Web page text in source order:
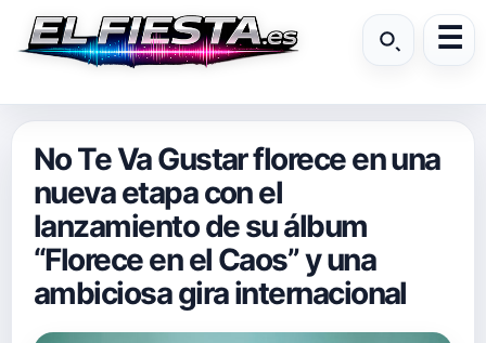
No Te Va Gustar florece en una
nueva etapa con el
lanzamiento de su álbum
“Florece en el Caos” y una
ambiciosa gira internacional